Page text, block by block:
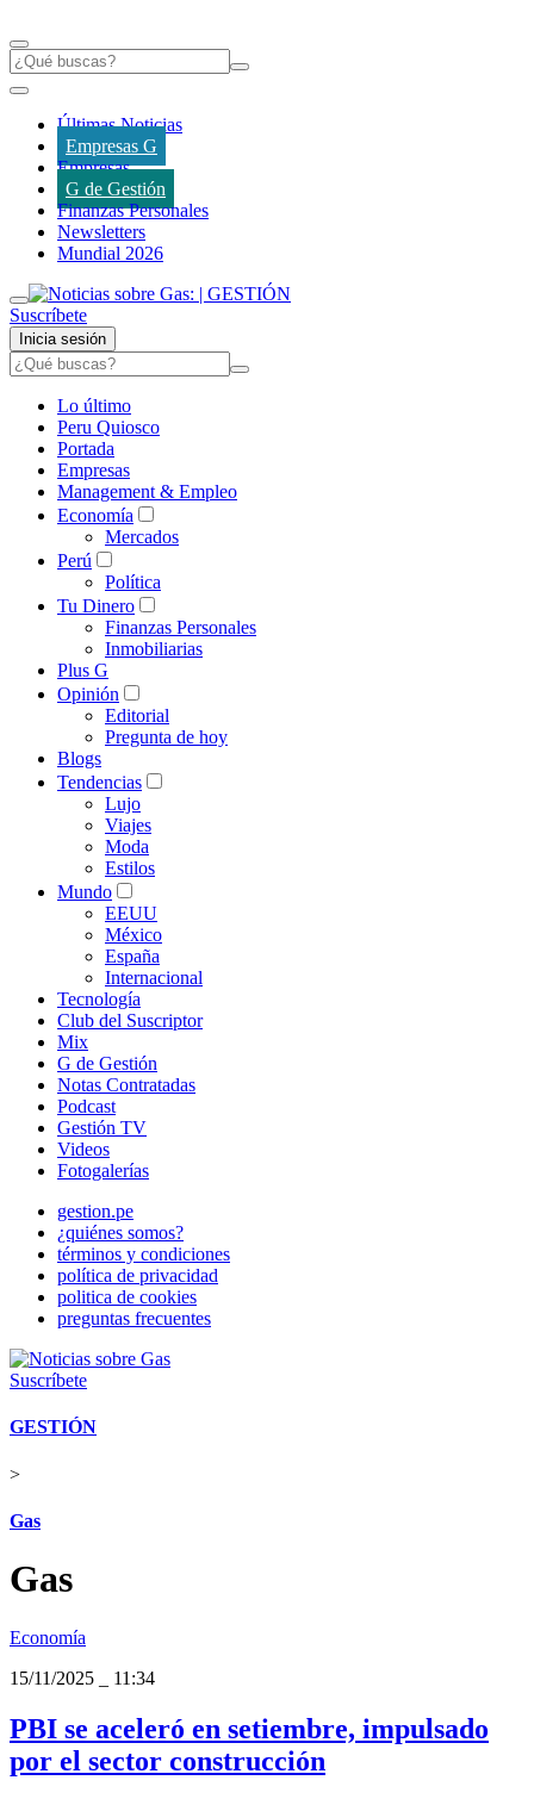
Últimas Noticias
Empresas G
Empresas
G de Gestión
Finanzas Personales
Newsletters
Mundial 2026
Suscríbete
Inicia sesión
Lo último
Peru Quiosco
Portada
Empresas
Management & Empleo
Economía
Mercados
Perú
Política
Tu Dinero
Finanzas Personales
Inmobiliarias
Plus G
Opinión
Editorial
Pregunta de hoy
Blogs
Tendencias
Lujo
Viajes
Moda
Estilos
Mundo
EEUU
México
España
Internacional
Tecnología
Club del Suscriptor
Mix
G de Gestión
Notas Contratadas
Podcast
Gestión TV
Videos
Fotogalerías
gestion.pe
¿quiénes somos?
términos y condiciones
política de privacidad
politica de cookies
preguntas frecuentes
Suscríbete
GESTIÓN
>
Gas
Gas
Economía
15/11/2025
11:34
PBI se aceleró en setiembre, impulsado
por el sector construcción